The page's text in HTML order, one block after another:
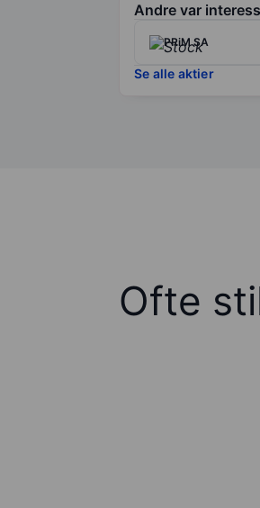
Andre var
PRiM SA
Se alle aktier
Ofte